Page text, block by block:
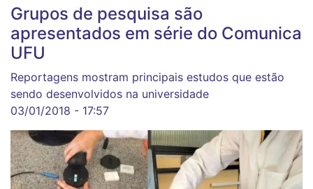
Grupos de pesquisa são
apresentados em série do Comunica
UFU
Reportagens mostram principais estudos que estão
sendo desenvolvidos na universidade
03/01/2018 - 17:57